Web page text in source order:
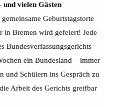
vielen Gästen
Geburtstagstorte
in Bremen wird gefeiert! Jede
Bundesverfassungsgerichts
ein Bundesland – immer
und Schülern ins Gespräch zu
Arbeit des Gerichts greifbar